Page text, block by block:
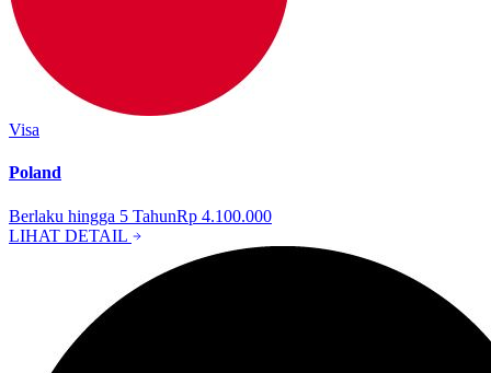
Visa
Poland
Berlaku hingga 5 TahunRp 4.100.000
LIHAT DETAIL